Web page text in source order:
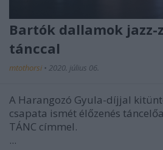
Bartók dallamok jazz-
tánccal
mtothorsi • 2020. július 06.
A Harangozó Gyula-díjjal
csapata ismét élőzenés
TÁNC címmel.
...